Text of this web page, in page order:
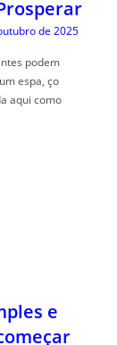
de 2025
podem
espa, ço
aqui como
e